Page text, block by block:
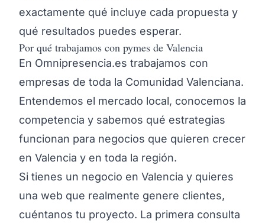
exactamente qué incluye cada propuesta y
qué resultados puedes esperar.
Por qué trabajamos con pymes de Valencia
En Omnipresencia.es trabajamos con
empresas de toda la Comunidad Valenciana.
Entendemos el mercado local, conocemos la
competencia y sabemos qué estrategias
funcionan para negocios que quieren crecer
en Valencia y en toda la región.
Si tienes un negocio en Valencia y quieres
una web que realmente genere clientes,
cuéntanos tu proyecto. La primera consulta